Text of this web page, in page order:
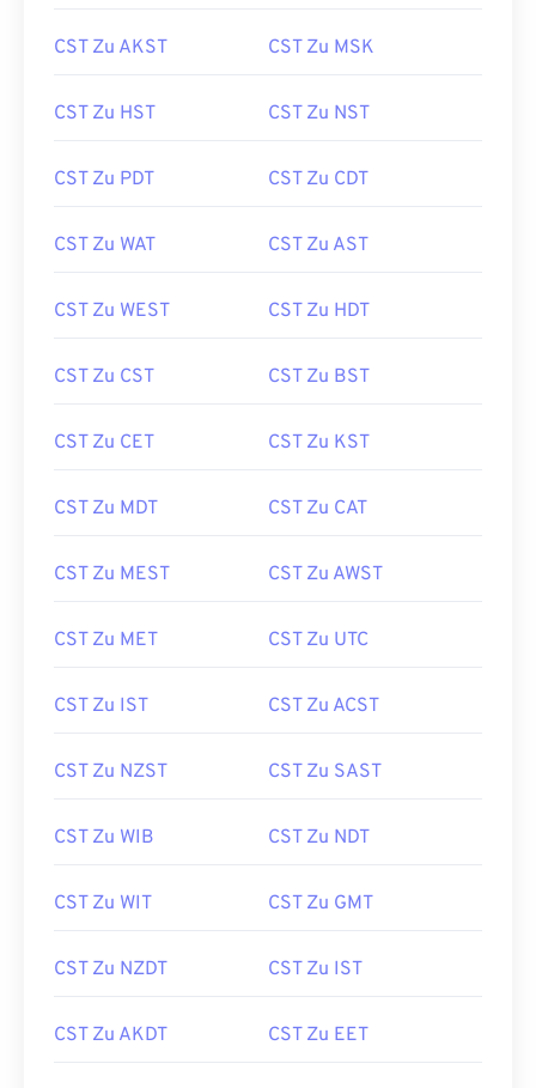
CST Zu AKST CST Zu MSK
CST Zu HST CST Zu NST
CST Zu PDT CST Zu CDT
CST Zu WAT CST Zu AST
CST Zu WEST CST Zu HDT
CST Zu CST CST Zu BST
CST Zu CET CST Zu KST
CST Zu MDT CST Zu CAT
CST Zu MEST CST Zu AWST
CST Zu MET CST Zu UTC
CST Zu IST CST Zu ACST
CST Zu NZST CST Zu SAST
CST Zu WIB CST Zu NDT
CST Zu WIT CST Zu GMT
CST Zu NZDT CST Zu IST
CST Zu AKDT CST Zu EET